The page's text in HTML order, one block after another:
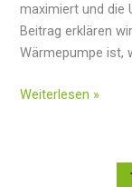
maximiert und die
Beitrag erklären
Wärmepumpe ist,
Hybrid-
Weiterlesen »